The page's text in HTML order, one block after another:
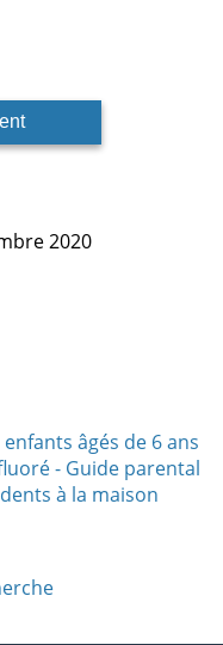
2020
âgés de 6 ans
- Guide parental
à la maison